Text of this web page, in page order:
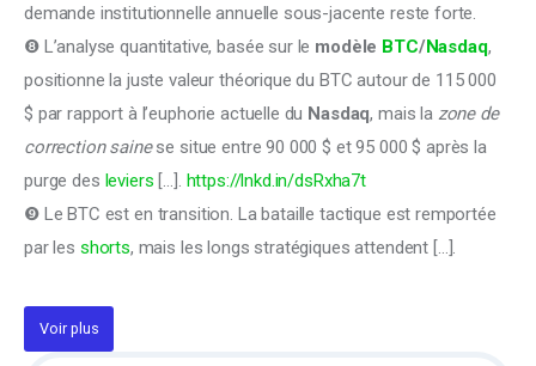
demande institutionnelle annuelle sous-jacente reste forte.
❽ L’analyse quantitative, basée sur le modèle BTC/Nasdaq,
positionne la juste valeur théorique du BTC autour de 115 000
$ par rapport à l’euphorie actuelle du Nasdaq, mais la zone de
correction saine se situe entre 90 000 $ et 95 000 $ après la
purge des leviers […]. https://lnkd.in/dsRxha7t
❾ Le BTC est en transition. La bataille tactique est remportée
par les shorts, mais les longs stratégiques attendent […].
Voir plus